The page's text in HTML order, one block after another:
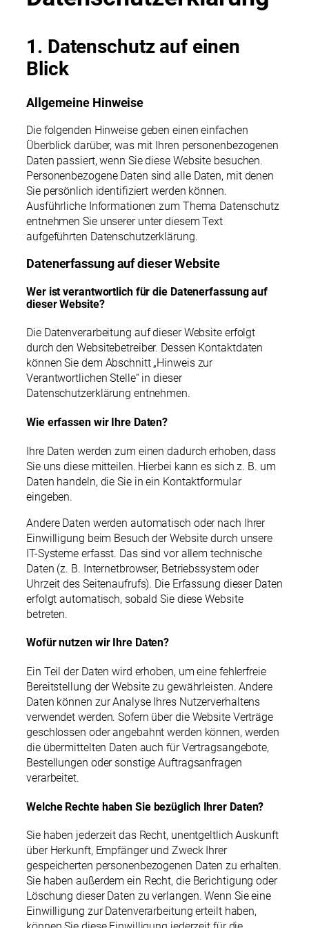
1. Datenschutz auf einen
Blick
Allgemeine Hinweise
Die folgenden Hinweise geben einen einfachen
Überblick darüber, was mit Ihren personenbezogenen
Daten passiert, wenn Sie diese Website besuchen.
Personenbezogene Daten sind alle Daten, mit denen
Sie persönlich identifiziert werden können.
Ausführliche Informationen zum Thema Datenschutz
entnehmen Sie unserer unter diesem Text
aufgeführten Datenschutzerklärung.
Datenerfassung auf dieser Website
Wer ist verantwortlich für die Datenerfassung auf
dieser Website?
Die Datenverarbeitung auf dieser Website erfolgt
durch den Websitebetreiber. Dessen Kontaktdaten
können Sie dem Abschnitt „Hinweis zur
Verantwortlichen Stelle“ in dieser
Datenschutzerklärung entnehmen.
Wie erfassen wir Ihre Daten?
Ihre Daten werden zum einen dadurch erhoben, dass
Sie uns diese mitteilen. Hierbei kann es sich z. B. um
Daten handeln, die Sie in ein Kontaktformular
eingeben.
Andere Daten werden automatisch oder nach Ihrer
Einwilligung beim Besuch der Website durch unsere
IT-Systeme erfasst. Das sind vor allem technische
Daten (z. B. Internetbrowser, Betriebssystem oder
Uhrzeit des Seitenaufrufs). Die Erfassung dieser Daten
erfolgt automatisch, sobald Sie diese Website
betreten.
Wofür nutzen wir Ihre Daten?
Ein Teil der Daten wird erhoben, um eine fehlerfreie
Bereitstellung der Website zu gewährleisten. Andere
Daten können zur Analyse Ihres Nutzerverhaltens
verwendet werden. Sofern über die Website Verträge
geschlossen oder angebahnt werden können, werden
die übermittelten Daten auch für Vertragsangebote,
Bestellungen oder sonstige Auftragsanfragen
verarbeitet.
Welche Rechte haben Sie bezüglich Ihrer Daten?
Sie haben jederzeit das Recht, unentgeltlich Auskunft
über Herkunft, Empfänger und Zweck Ihrer
gespeicherten personenbezogenen Daten zu erhalten.
Sie haben außerdem ein Recht, die Berichtigung oder
Löschung dieser Daten zu verlangen. Wenn Sie eine
Einwilligung zur Datenverarbeitung erteilt haben,